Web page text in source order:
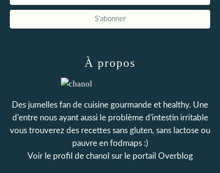
À propos
Des jumelles fan de cuisine gourmande et healthy. Une
d'entre nous ayant aussi le problème d'intestin irritable
vous trouverez des recettes sans gluten, sans lactose ou
pauvre en fodmaps :)
Voir le profil de chanol sur le portail Overblog